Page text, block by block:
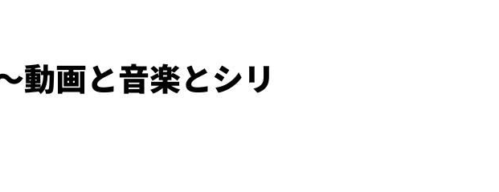
動画と音楽とシリ